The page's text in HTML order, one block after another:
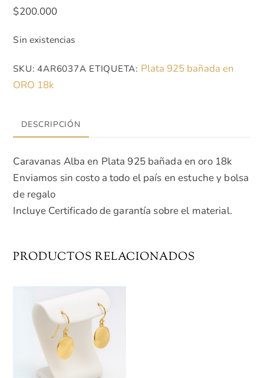
$200.000
Sin existencias
SKU: 4AR6037A ETIQUETA: Plata 925 bañada en
ORO 18k
DESCRIPCIÓN
Caravanas Alba en Plata 925 bañada en oro 18k
Enviamos sin costo a todo el país en estuche y bolsa
de regalo
Incluye Certificado de garantía sobre el material.
PRODUCTOS RELACIONADOS